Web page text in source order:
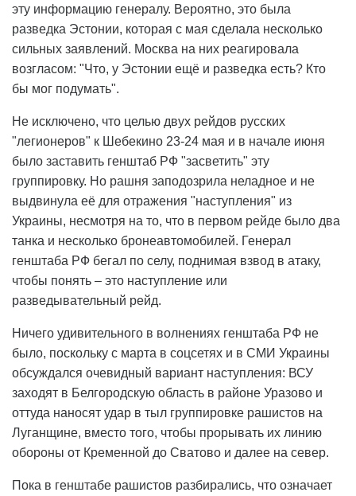
эту информацию генералу. Вероятно, это была
разведка Эстонии, которая с мая сделала несколько
сильных заявлений. Москва на них реагировала
возгласом: "Что, у Эстонии ещё и разведка есть? Кто
бы мог подумать".
Не исключено, что целью двух рейдов русских
"легионеров" к Шебекино 23-24 мая и в начале июня
было заставить генштаб РФ "засветить" эту
группировку. Но рашня заподозрила неладное и не
выдвинула её для отражения "наступления" из
Украины, несмотря на то, что в первом рейде было два
танка и несколько бронеавтомобилей. Генерал
генштаба РФ бегал по селу, поднимая взвод в атаку,
чтобы понять – это наступление или
разведывательный рейд.
Ничего удивительного в волнениях генштаба РФ не
было, поскольку с марта в соцсетях и в СМИ Украины
обсуждался очевидный вариант наступления: ВСУ
заходят в Белгородскую область в районе Уразово и
оттуда наносят удар в тыл группировке рашистов на
Луганщине, вместо того, чтобы прорывать их линию
обороны от Кременной до Сватово и далее на север.
Пока в генштабе рашистов разбирались, что означает